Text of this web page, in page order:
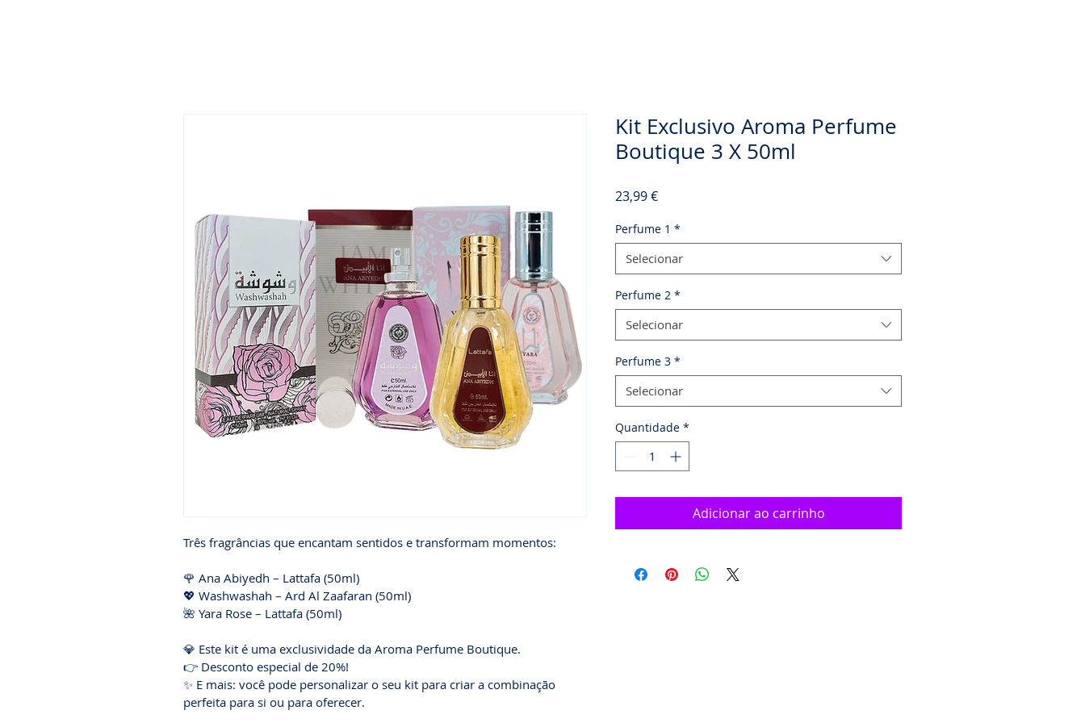
Três fragrâncias que encantam sentidos e transformam momentos:
🌹 Ana Abiyedh – Lattafa (50ml)
💖 Washwashah – Ard Al Zaafaran (50ml)
🌺 Yara Rose – Lattafa (50ml)
💎 Este kit é uma exclusividade da Aroma Perfume Boutique.
👉 Desconto especial de 20%!
✨ E mais: você pode personalizar o seu kit para criar a combinação
perfeita para si ou para oferecer.
Kit Exclusivo Aroma Perfume
Boutique 3 X 50ml
23,99 €Preço
Perfume 1 *
Selecionar
Perfume 2 *
Selecionar
Perfume 3 *
Selecionar
Quantidade *
Adicionar ao carrinho